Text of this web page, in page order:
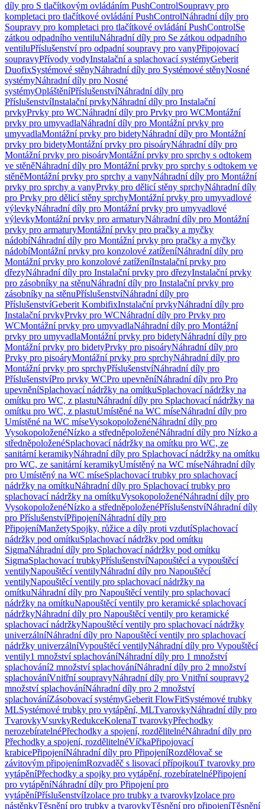
díly pro S tlačítkovým ovládáním PushControlSoupravy pro
kompletaci pro tlačítkové ovládání PushControlNáhradní díly pro
Soupravy pro kompletaci pro tlačítkové ovládání PushControlSe
zátkou odpadního ventiluNáhradní díly pro Se zátkou odpadního
ventiluPříslušenství pro odpadní soupravy pro vanyPřipojovací
soupravyPřívody vodyInstalační a splachovací systémyGeberit
DuofixSystémové stěnyNáhradní díly pro Systémové stěnyNosné
systémyNáhradní díly pro Nosné
systémyOpláštěníPříslušenstvíNáhradní díly pro
PříslušenstvíInstalační prvkyNáhradní díly pro Instalační
prvkyPrvky pro WCNáhradní díly pro Prvky pro WCMontážní
prvky pro umyvadlaNáhradní díly pro Montážní prvky pro
umyvadlaMontážní prvky pro bidetyNáhradní díly pro Montážní
prvky pro bidetyMontážní prvky pro pisoáryNáhradní díly pro
Montážní prvky pro pisoáryMontážní prvky pro sprchy s odtokem
ve stěněNáhradní díly pro Montážní prvky pro sprchy s odtokem ve
stěněMontážní prvky pro sprchy a vanyNáhradní díly pro Montážní
prvky pro sprchy a vanyPrvky pro dělicí stěny sprchyNáhradní díly
pro Prvky pro dělicí stěny sprchyMontážní prvky pro umyvadlové
výlevkyNáhradní díly pro Montážní prvky pro umyvadlové
výlevkyMontážní prvky pro armaturyNáhradní díly pro Montážní
prvky pro armaturyMontážní prvky pro pračky a myčky
nádobíNáhradní díly pro Montážní prvky pro pračky a myčky
nádobíMontážní prvky pro konzolové zatíženíNáhradní díly pro
Montážní prvky pro konzolové zatíženíInstalační prvky pro
dřezyNáhradní díly pro Instalační prvky pro dřezyInstalační prvky
pro zásobníky na stěnuNáhradní díly pro Instalační prvky pro
zásobníky na stěnuPříslušenstvíNáhradní díly pro
PříslušenstvíGeberit KombifixInstalační prvkyNáhradní díly pro
Instalační prvkyPrvky pro WCNáhradní díly pro Prvky pro
WCMontážní prvky pro umyvadlaNáhradní díly pro Montážní
prvky pro umyvadlaMontážní prvky pro bidetyNáhradní díly pro
Montážní prvky pro bidetyPrvky pro pisoáryNáhradní díly pro
Prvky pro pisoáryMontážní prvky pro sprchyNáhradní díly pro
Montážní prvky pro sprchyPříslušenstvíNáhradní díly pro
PříslušenstvíPro prvky WCPro upevněníNáhradní díly pro Pro
upevněníSplachovací nádržky na omítkuSplachovací nádržky na
omítku pro WC, z plastuNáhradní díly pro Splachovací nádržky na
omítku pro WC, z plastuUmístěné na WC míseNáhradní díly pro
Umístěné na WC míseVysokopoloženéNáhradní díly pro
VysokopoloženéNízko a středněpoloženéNáhradní díly pro Nízko a
středněpoloženéSplachovací nádržky na omítku pro WC, ze
sanitární keramikyNáhradní díly pro Splachovací nádržky na omítku
pro WC, ze sanitární keramikyUmístěný na WC míseNáhradní díly
pro Umístěný na WC míseSplachovací trubky pro splachovací
nádržky na omítkuNáhradní díly pro Splachovací trubky pro
splachovací nádržky na omítkuVysokopoloženéNáhradní díly pro
VysokopoloženéNízko a středněpoloženéPříslušenstvíNáhradní díly
pro PříslušenstvíPřipojeníNáhradní díly pro
PřipojeníManžetySpojky, růžice a díly proti vzdutíSplachovací
nádržky pod omítkuSplachovací nádržky pod omítku
SigmaNáhradní díly pro Splachovací nádržky pod omítku
SigmaSplachovací trubkyPříslušenstvíNapouštěcí a vypouštěcí
ventilyNapouštěcí ventilyNáhradní díly pro Napouštěcí
ventilyNapouštěcí ventily pro splachovací nádržky na
omítkuNáhradní díly pro Napouštěcí ventily pro splachovací
nádržky na omítkuNapouštěcí ventily pro keramické splachovací
nádržkyNáhradní díly pro Napouštěcí ventily pro keramické
splachovací nádržkyNapouštěcí ventily pro splachovací nádržky
univerzálníNáhradní díly pro Napouštěcí ventily pro splachovací
nádržky univerzálníVypouštěcí ventilyNáhradní díly pro Vypouštěcí
ventily1 množství splachováníNáhradní díly pro 1 množství
splachování2 množství splachováníNáhradní díly pro 2 množství
splachováníVnitřní soupravyNáhradní díly pro Vnitřní soupravy2
množství splachováníNáhradní díly pro 2 množství
splachováníZásobovací systémyGeberit FlowFitSystémové trubky
MLSystémové trubky pro vytápění, MLTvarovkyNáhradní díly pro
TvarovkyVsuvkyRedukceKolenaT tvarovkyPřechodky
nerozebíratelnéPřechodky a spojení, rozdělitelnéNáhradní díly pro
Přechodky a spojení, rozdělitelnéVíčkaPřipojovací
krabicePřipojeníNáhradní díly pro PřipojeníRozdělovač se
závitovým připojenímRozvaděč s lisovací přípojkouT tvarovky pro
vytápěníPřechodky a spojky pro vytápění, rozebíratelnéPřipojení
pro vytápěníNáhradní díly pro Připojení pro
vytápěníPříslušenstvíIzolace pro trubky a tvarovkyIzolace pro
nástěnkyTěsnění pro trubky a tvarovkyTěsnění pro připojeníTěsnění